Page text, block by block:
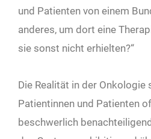
und Patienten von einem
anderes, um dort eine
sie sonst nicht erhielten?“
Die Realität in der Onkologie
Patientinnen und Patienten
beschwerlich